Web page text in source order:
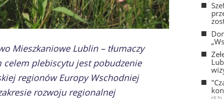
Mieszkaniowe Lublin – tłumaczy
celem plebiscytu jest pobudzenie
regionów Europy Wschodniej
rozwoju regionalnej